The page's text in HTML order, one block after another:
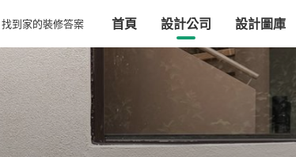
到家的裝修答案 首頁 設計公司 設計圖庫